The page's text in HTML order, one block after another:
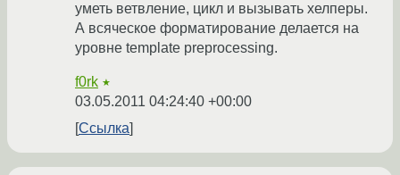
уметь ветвление, цикл и вызывать хелперы.
А всяческое форматирование делается на
уровне template preprocessing.
f0rk ★
03.05.2011 04:24:40 +00:00
Ссылка